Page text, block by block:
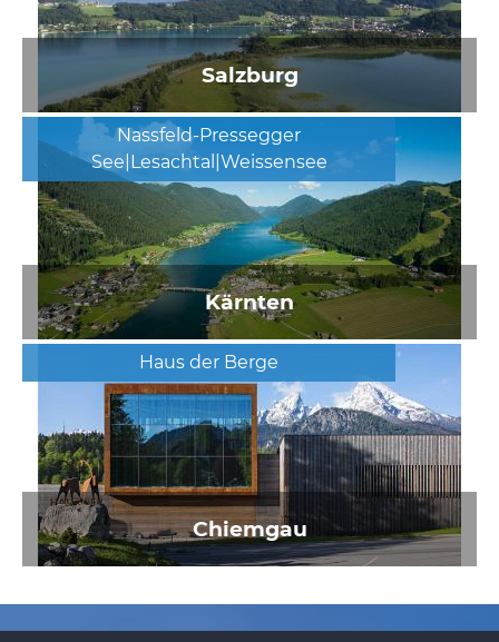
Salzburg
Nassfeld-Pressegger
See|Lesachtal|Weissensee
Kärnten
Haus der Berge
Chiemgau